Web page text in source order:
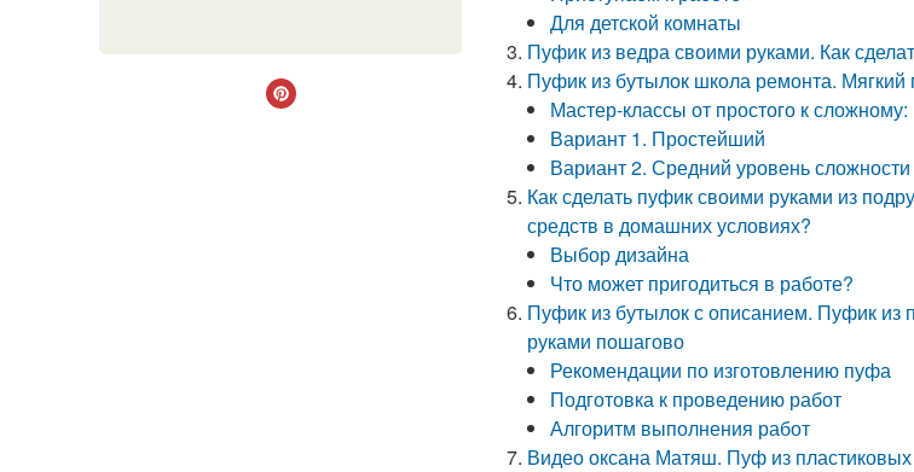
Для детской комнаты
Пуфик из ведра своими руками. Как
Пуфик из бутылок школа ремонта. Мягкий
Мастер-классы от простого к
Вариант 1. Простейший
Вариант 2. Средний уровень сложности
Как сделать пуфик своими руками из
средств в домашних условиях?
Выбор дизайна
Что может пригодиться в работе?
Пуфик из бутылок с описанием. Пуфик из
руками пошагово
Рекомендации по изготовлению пуфа
Подготовка к проведению работ
Алгоритм выполнения работ
Видео оксана Матяш. Пуф из